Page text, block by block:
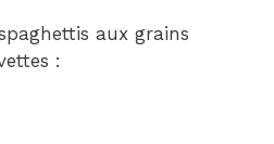
aux grains
: